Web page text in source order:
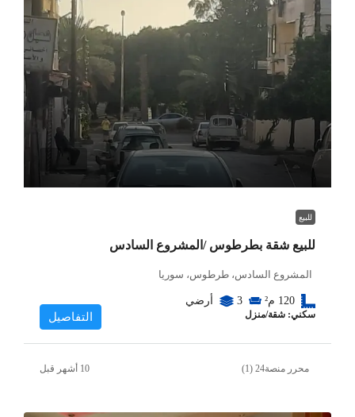
للبيع
للبيع شقة بطرطوس /المشروع السادس
المشروع السادس، طرطوس، سوريا
120 م² 3 أرضي
سكني: شقة/منزل التفاصيل
محرر منصة24 (1)